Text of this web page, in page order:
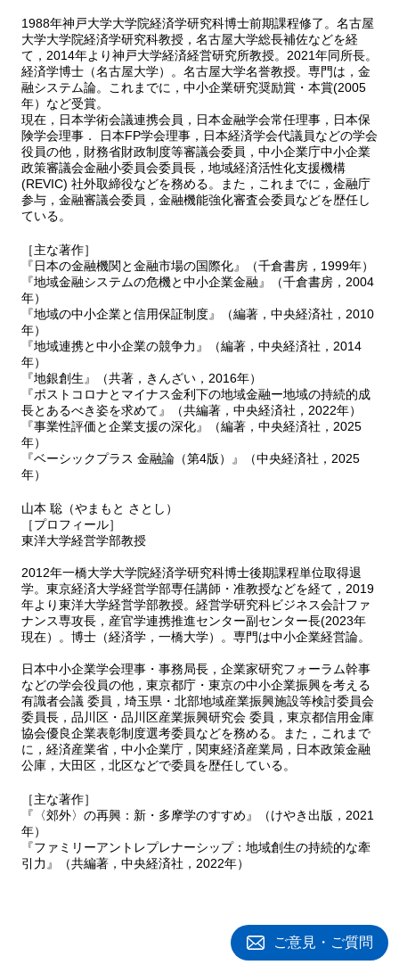
1988年神戸大学大学院経済学研究科博士前期課程修了。名古屋
大学大学院経済学研究科教授，名古屋大学総長補佐などを経
て，2014年より神戸大学経済経営研究所教授。2021年同所長。
経済学博士（名古屋大学）。名古屋大学名誉教授。専門は，金
融システム論。これまでに，中小企業研究奨励賞・本賞(2005
年）など受賞。
現在，日本学術会議連携会員，日本金融学会常任理事，日本保
険学会理事． 日本FP学会理事，日本経済学会代議員などの学会
役員の他，財務省財政制度等審議会委員，中小企業庁中小企業
政策審議会金融小委員会委員長，地域経済活性化支援機構
(REVIC) 社外取締役などを務める。また，これまでに，金融庁
参与，金融審議会委員，金融機能強化審査会委員などを歴任し
ている。
［主な著作］
『日本の金融機関と金融市場の国際化』（千倉書房，1999年）
『地域金融システムの危機と中小企業金融』（千倉書房，2004
年）
『地域の中小企業と信用保証制度』（編著，中央経済社，2010
年）
『地域連携と中小企業の競争力』（編著，中央経済社，2014
年）
『地銀創生』（共著，きんざい，2016年）
『ポストコロナとマイナス金利下の地域金融ー地域の持続的成
長とあるべき姿を求めて』（共編著，中央経済社，2022年）
『事業性評価と企業支援の深化』（編著，中央経済社，2025
年）
『ベーシックプラス 金融論（第4版）』（中央経済社，2025
年）
山本 聡（やまもと さとし）
［プロフィール］
東洋大学経営学部教授
2012年一橋大学大学院経済学研究科博士後期課程単位取得退
学。東京経済大学経営学部専任講師・准教授などを経て，2019
年より東洋大学経営学部教授。経営学研究科ビジネス会計ファ
ナンス専攻長，産官学連携推進センター副センター長(2023年
現在）。博士（経済学，一橋大学）。専門は中小企業経営論。
日本中小企業学会理事・事務局長，企業家研究フォーラム幹事
などの学会役員の他，東京都庁・東京の中小企業振興を考える
有識者会議 委員，埼玉県・北部地域産業振興施設等検討委員会
委員長，品川区・品川区産業振興研究会 委員，東京都信用金庫
協会優良企業表彰制度選考委員などを務める。また，これまで
に，経済産業省，中小企業庁，関東経済産業局，日本政策金融
公庫，大田区，北区などで委員を歴任している。
［主な著作］
『〈郊外〉の再興：新・多摩学のすすめ』（けやき出版，2021
年）
『ファミリーアントレプレナーシップ：地域創生の持続的な牽
引力』（共編著，中央経済社，2022年）
ご意見・ご質問